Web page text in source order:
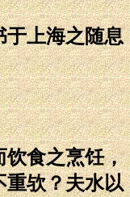
上海之随息
食之烹饪，
重欤？夫水以